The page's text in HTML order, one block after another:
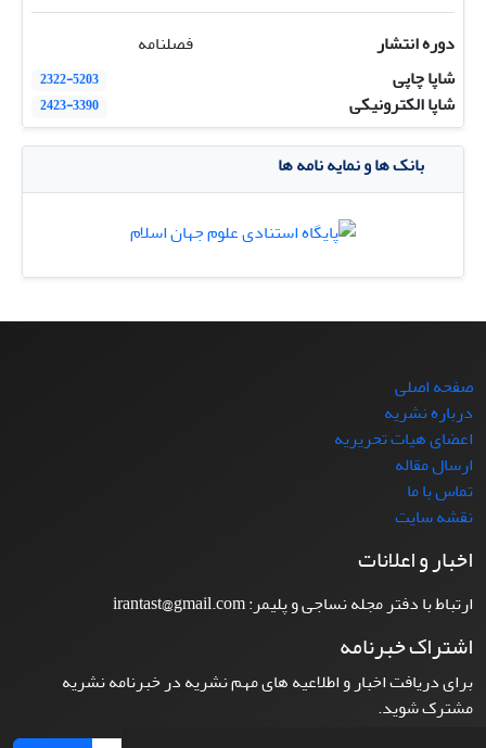
دوره انتشار
فصلنامه
شاپا چاپی
2322-5203
شاپا الکترونیکی 2423-3390
بانک ها و نمایه نامه ها
صفحه اصلی
درباره نشریه
اعضای هیات تحریریه
ارسال مقاله
تماس با ما
نقشه سایت
اخبار و اعلانات
ارتباط با دفتر مجله نساجی و پلیمر: irantast@gmail.com
اشتراک خبرنامه
برای دریافت اخبار و اطلاعیه های مهم نشریه در خبرنامه نشریه
مشترک شوید.